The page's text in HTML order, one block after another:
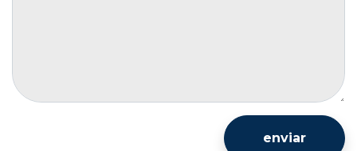
enviar